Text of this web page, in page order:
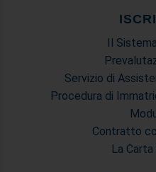
Il
Servizio di
Procedura di
Contratto
La